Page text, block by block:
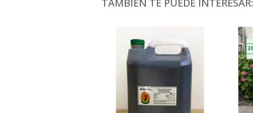
TAMBIÉN TE PUEDE INTERESAR: